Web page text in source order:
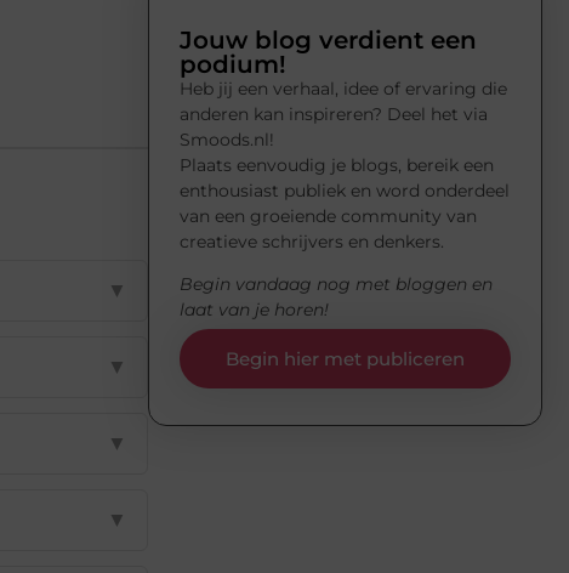
▼
▼
▼
▼
Jouw blog verdient een
podium!
Heb jij een verhaal, idee of ervaring die
anderen kan inspireren? Deel het via
Smoods.nl!
Plaats eenvoudig je blogs, bereik een
enthousiast publiek en word onderdeel
van een groeiende community van
creatieve schrijvers en denkers.
Begin vandaag nog met bloggen en
laat van je horen!
Begin hier met publiceren